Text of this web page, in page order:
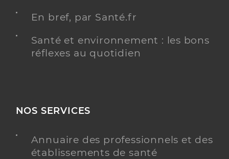
En bref, par Santé.fr
Santé et environnement : les bons
réflexes au quotidien
NOS SERVICES
Annuaire des professionnels et des
établissements de santé